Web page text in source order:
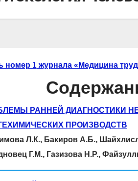
номер 1 журнала «Медицина
РАННЕЙ ДИАГНОСТИКИ
ПРОИЗВОДСТВ
Л.К., Бакиров А.Б.,
Г.М., Газизова Н.Р.,